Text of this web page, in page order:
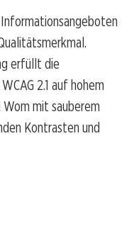
erfüllt die
2.1 auf hohem
mit sauberem
Kontrasten und